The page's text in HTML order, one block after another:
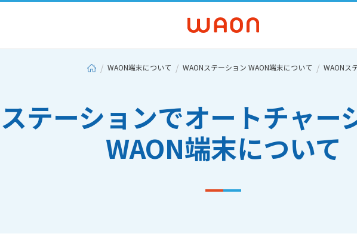
WAON端末について WAONステーション WAON端末について WAONス
テーションでオートチャー
WAON端末について